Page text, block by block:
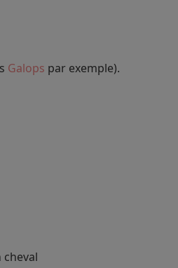
Galops par exemple).